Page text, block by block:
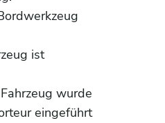
ist
wurde
eingeführt